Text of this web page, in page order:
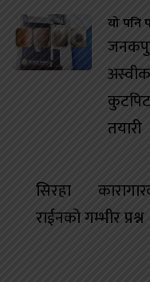
यो पनि
तयारी
सिरहा
राईनको गम्भीर प्रश्न